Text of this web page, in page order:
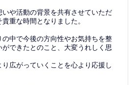
や活動の背景を共有させていただ
重な時間となりました。
の中で今後の方向性やお気持ちを整
できたとのこと、大変うれしく思
広がっていくことを心より応援し